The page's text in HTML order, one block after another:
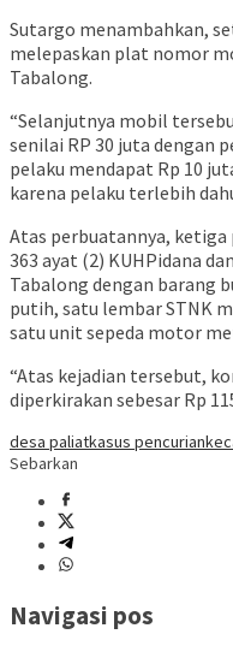
Sutargo menambahkan,
melepaskan plat nomor
Tabalong.
“Selanjutnya mobil
senilai RP 30 juta dengan
pelaku mendapat Rp 10
karena pelaku terlebih
Atas perbuatannya, ketiga
363 ayat (2) KUHPidana
Tabalong dengan barang
putih, satu lembar STNK
satu unit sepeda motor
“Atas kejadian tersebut,
diperkirakan sebesar Rp
desa paliatkasus pencurian
Sebarkan
Navigasi pos